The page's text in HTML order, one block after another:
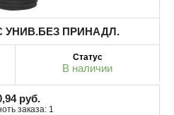
ПРИНАДЛ.
В наличии
руб.
заказа: 1